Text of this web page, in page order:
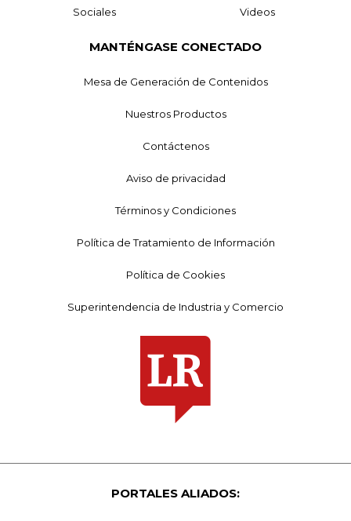
Sociales Videos
MANTÉNGASE CONECTADO
Mesa de Generación de Contenidos
Nuestros Productos
Contáctenos
Aviso de privacidad
Términos y Condiciones
Política de Tratamiento de Información
Política de Cookies
Superintendencia de Industria y Comercio
PORTALES ALIADOS: